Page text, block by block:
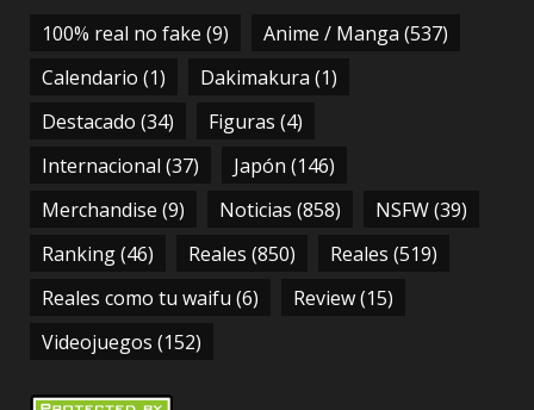
100% real no fake (9) Anime / Manga (537)
Calendario (1) Dakimakura (1)
Destacado (34) Figuras (4)
Internacional (37) Japón (146)
Merchandise (9) Noticias (858) NSFW(39)
Ranking(46) Reales (850) Reales (519)
Reales como tu waifu (6) Review(15)
Videojuegos (152)